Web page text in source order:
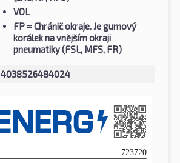
VOL
FP = Chránič okraje. Je gumový
korálek na vnějším okraji
pneumatiky (FSL, MFS, FR)
4038526484024